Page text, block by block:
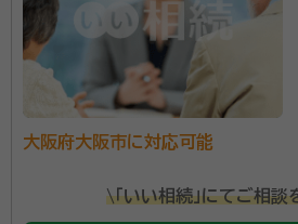
もらうため、そして難しく思われ
悩みに応えるために、各地で無料
す。 相続・遺言書・離婚協議書等、
てくれます。 初回の相談は無料で
もかかりません。 ぜひお気軽にご相
資格等： 行政書士
所属団体： 大阪府行政書士会
大阪府大阪市に対応可能
\「いい相続」にてご相談